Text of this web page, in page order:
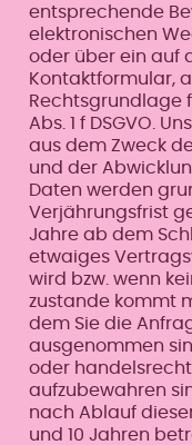
entsprechende
elektronischen
oder über ein auf
Kontaktformular,
Rechtsgrundlage
Abs. 1 f DSGVO.
aus dem Zweck
und der
Daten werden
Verjährungsfrist
Jahre ab dem
etwaiges
wird bzw. wenn
zustande kommt
dem Sie die
ausgenommen
oder
aufzubewahren
nach Ablauf
und 10 Jahren